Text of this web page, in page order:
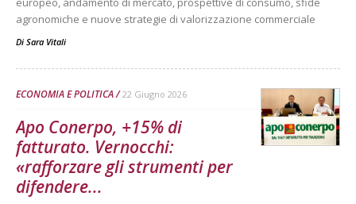
agronomiche e nuove strategie di valorizzazione commerciale
Di Sara Vitali
ECONOMIA E POLITICA 22 Giugno 2026
Apo Conerpo, +15% di
fatturato. Vernocchi:
«rafforzare gli strumenti per
difendere...